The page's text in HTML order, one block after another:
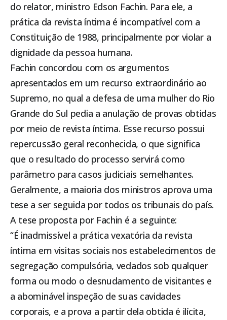
do relator, ministro Edson Fachin. Para ele, a
prática da revista íntima é incompatível com a
Constituição de 1988, principalmente por violar a
dignidade da pessoa humana.
Fachin concordou com os argumentos
apresentados em um recurso extraordinário ao
Supremo, no qual a defesa de uma mulher do Rio
Grande do Sul pedia a anulação de provas obtidas
por meio de revista íntima. Esse recurso possui
repercussão geral reconhecida, o que significa
que o resultado do processo servirá como
parâmetro para casos judiciais semelhantes.
Geralmente, a maioria dos ministros aprova uma
tese a ser seguida por todos os tribunais do país.
A tese proposta por Fachin é a seguinte:
“É inadmissível a prática vexatória da revista
íntima em visitas sociais nos estabelecimentos de
segregação compulsória, vedados sob qualquer
forma ou modo o desnudamento de visitantes e
a abominável inspeção de suas cavidades
corporais, e a prova a partir dela obtida é ilícita,